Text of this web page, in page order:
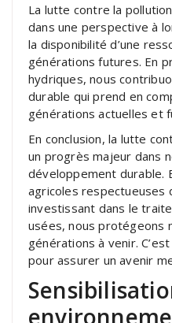
La lutte contre la
dans une perspective à
la disponibilité d’une
générations futures. En
hydriques, nous
durable qui prend en
générations actuelles et
En conclusion, la lutte
un progrès majeur dans
développement durable.
agricoles respectueuses
investissant dans le
usées, nous protégeons
générations à venir.
pour assurer un avenir